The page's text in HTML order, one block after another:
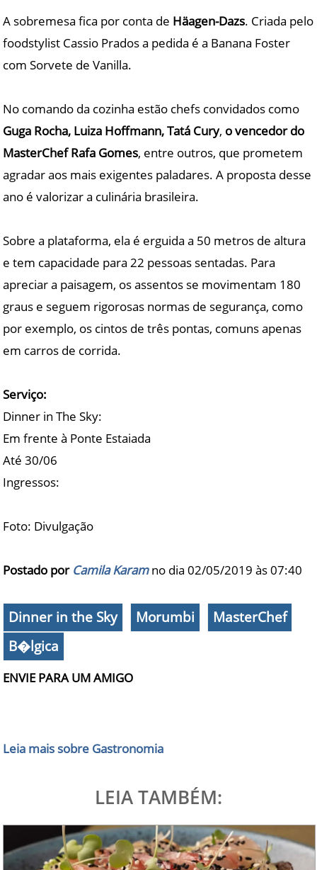
A sobremesa fica por conta de Häagen-Dazs. Criada pelo
foodstylist Cassio Prados a pedida é a Banana Foster
com Sorvete de Vanilla.
No comando da cozinha estão chefs convidados como
Guga Rocha, Luiza Hoffmann, Tatá Cury, o vencedor do
MasterChef Rafa Gomes, entre outros, que prometem
agradar aos mais exigentes paladares. A proposta desse
ano é valorizar a culinária brasileira.
Sobre a plataforma, ela é erguida a 50 metros de altura
e tem capacidade para 22 pessoas sentadas. Para
apreciar a paisagem, os assentos se movimentam 180
graus e seguem rigorosas normas de segurança, como
por exemplo, os cintos de três pontas, comuns apenas
em carros de corrida.
Serviço:
Dinner in The Sky:
Em frente à Ponte Estaiada
Até 30/06
Ingressos:
Foto: Divulgação
Postado por Camila Karamno dia 02/05/2019 às07:40
Dinner in the Sky Morumbi
MasterChef
B�lgica
ENVIE PARA UM AMIGO
Leia mais sobre Gastronomia
LEIA TAMBÉM: